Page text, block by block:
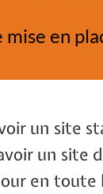
mise en
un site
un
en toute